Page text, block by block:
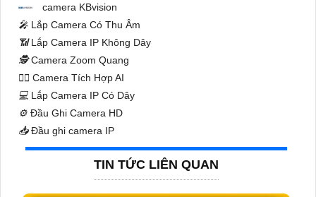
camera KBvision
️🎤️ Lắp Camera Có Thu Âm
📶Lắp Camera IP Không Dây
🕵️Camera Zoom Quang
🧛‍♀️ Camera Tích Hợp AI
💻 Lắp Camera IP Có Dây
⚙️ Đầu Ghi Camera HD
📥Đầu ghi camera IP
TIN TỨC LIÊN QUAN